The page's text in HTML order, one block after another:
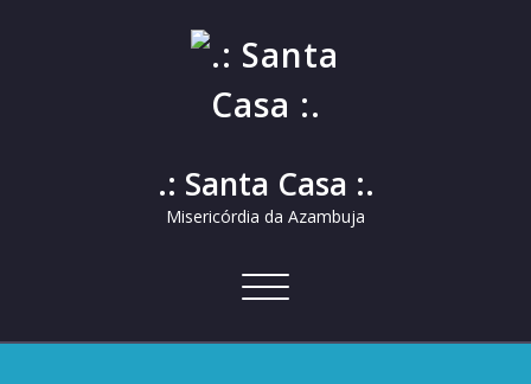
.: Santa Casa :.
Misericórdia da Azambuja
Alternar
navegação